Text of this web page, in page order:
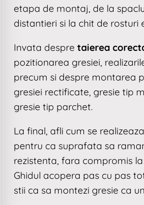
etapa de montaj, de la
distantieri si la chit de rosturi
Invata despre taierea
pozitionarea gresiei,
precum si despre montarea
gresiei rectificate, gresie tip
gresie tip parchet.
La final, afli cum se realizeaza
pentru ca suprafata sa
rezistenta, fara compromis
Ghidul acopera pas cu pas
stii ca sa montezi gresie ca